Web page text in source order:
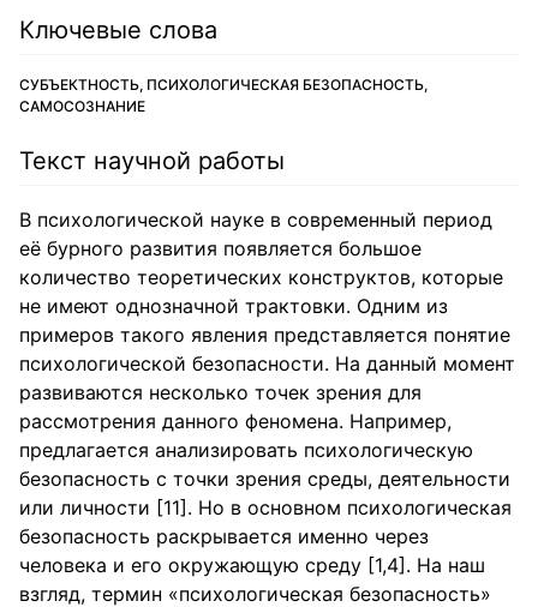
Ключевые слова
СУБЪЕКТНОСТЬ, ПСИХОЛОГИЧЕСКАЯ БЕЗОПАСНОСТЬ,
САМОСОЗНАНИЕ
Текст научной работы
В психологической науке в современный период
её бурного развития появляется большое
количество теоретических конструктов, которые
не имеют однозначной трактовки. Одним из
примеров такого явления представляется понятие
психологической безопасности. На данный момент
развиваются несколько точек зрения для
рассмотрения данного феномена. Например,
предлагается анализировать психологическую
безопасность с точки зрения среды, деятельности
или личности [11]. Но в основном психологическая
безопасность раскрывается именно через
человека и его окружающую среду [1,4]. На наш
взгляд, термин «психологическая безопасность»